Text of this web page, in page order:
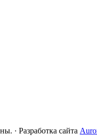
· Разработка сайта